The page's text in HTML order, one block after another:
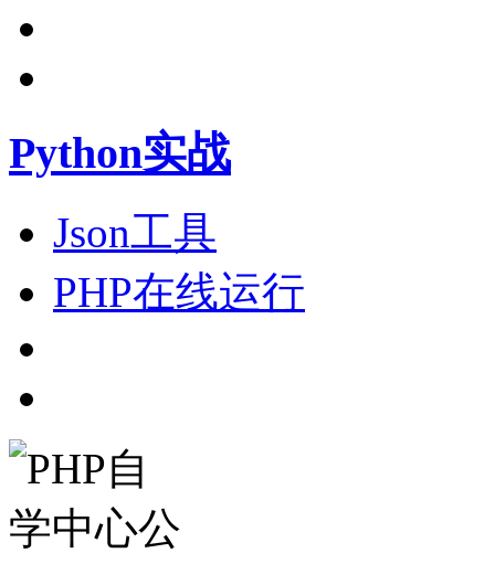
Python实战
Json工具
PHP在线运行